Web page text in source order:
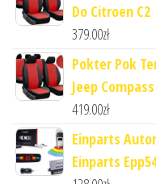
Do Citroen C2
379.00zł
Pokter Pok
Jeep
419.00zł
Einparts
Einparts